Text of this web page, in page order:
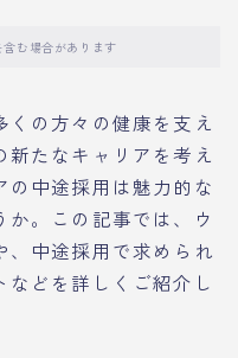
む場合があります
の方々の健康を支え
新たなキャリアを考え
中途採用は魅力的な
。この記事では、ウ
、中途採用で求められ
などを詳しくご紹介し